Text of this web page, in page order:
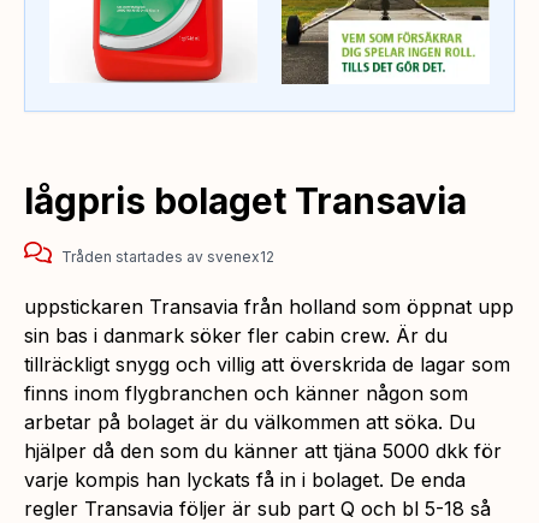
lågpris bolaget Transavia
Tråden startades av svenex12
uppstickaren Transavia från holland som öppnat upp
sin bas i danmark söker fler cabin crew. Är du
tillräckligt snygg och villig att överskrida de lagar som
finns inom flygbranchen och känner någon som
arbetar på bolaget är du välkommen att söka. Du
hjälper då den som du känner att tjäna 5000 dkk för
varje kompis han lyckats få in i bolaget. De enda
regler Transavia följer är sub part Q och bl 5-18 så